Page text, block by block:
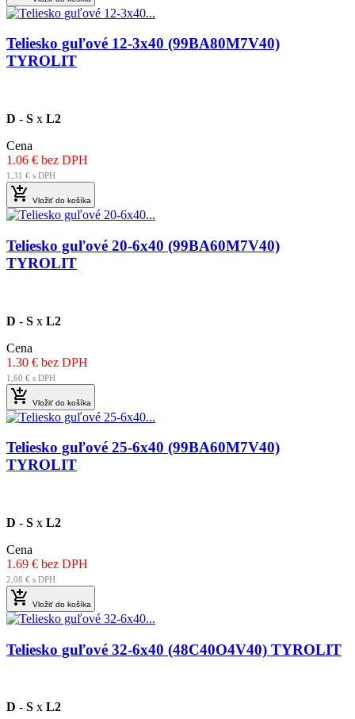
Teliesko guľové 12-3x40 (99BA80M7V40)
TYROLIT
D - S x L2
Cena
1.06 € bez DPH
1,31 € s DPH
 Vložiť do košíka
Teliesko guľové 20-6x40 (99BA60M7V40)
TYROLIT
D - S x L2
Cena
1.30 € bez DPH
1,60 € s DPH
 Vložiť do košíka
Teliesko guľové 25-6x40 (99BA60M7V40)
TYROLIT
D - S x L2
Cena
1.69 € bez DPH
2,08 € s DPH
 Vložiť do košíka
Teliesko guľové 32-6x40 (48C40O4V40) TYROLIT
D - S x L2